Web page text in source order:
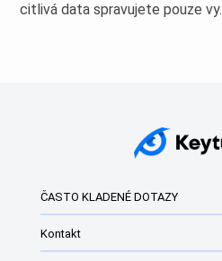
citlivá data spravujete pouze vy.
ČASTO KLADENÉ DOTAZY
Kontakt